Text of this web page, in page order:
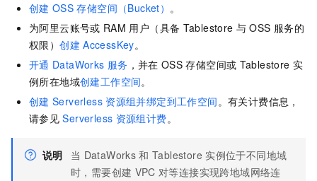
创建 OSS 存储空间（Bucket） 。
为阿里云账号或 RAM 用户（具备 Tablestore 与 OSS 服务的
权限）创建 AccessKey。
开通 DataWorks 服务 ，并在 OSS 存储空间或 Tablestore 实
例所在地域创建工作空间。
创建 Serverless 资源组并绑定到工作空间。有关计费信息，
请参见 Serverless 资源组计费。
说明 当 DataWorks 和 Tablestore 实例位于不同地域
时，需要创建 VPC 对等连接实现跨地域网络连